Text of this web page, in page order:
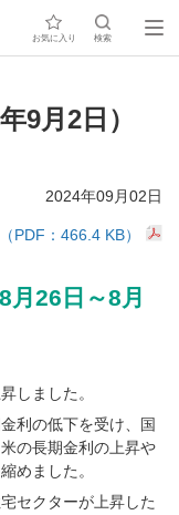
お気に入り 検索
9月2日）
2024年09月02日
PDF：466.4 KB）
26日～8月
しました。
利の低下を受け、国
の長期金利の上昇や
めました。
セクターが上昇した